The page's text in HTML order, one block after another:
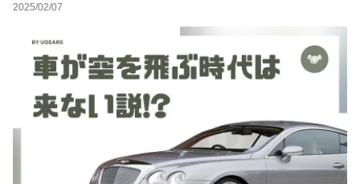
2025/02/07